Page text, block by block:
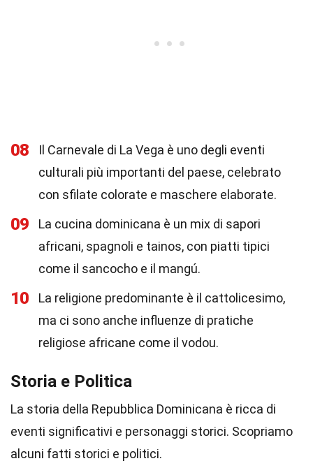
08
Il Carnevale di La Vega è uno degli eventi
culturali più importanti del paese, celebrato
con sfilate colorate e maschere elaborate.
09
La cucina dominicana è un mix di sapori
africani, spagnoli e tainos, con piatti tipici
come il sancocho e il mangú.
10
La religione predominante è il cattolicesimo,
ma ci sono anche influenze di pratiche
religiose africane come il vodou.
Storia e Politica
La storia della Repubblica Dominicana è ricca di
eventi significativi e personaggi storici. Scopriamo
alcuni fatti storici e politici.